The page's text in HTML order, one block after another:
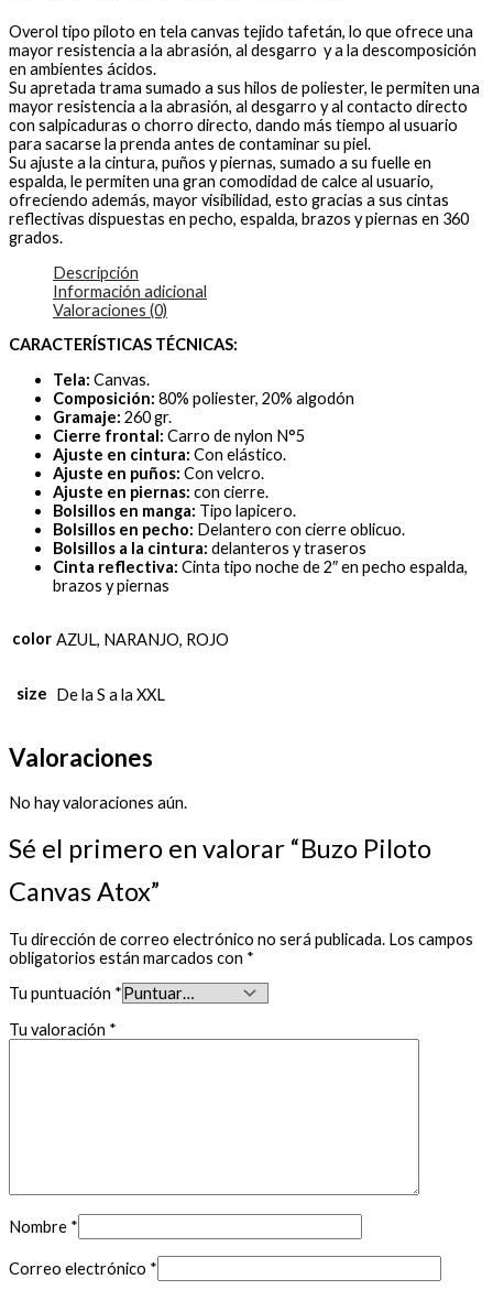
Overol tipo piloto en tela canvas tejido tafetán, lo que ofrece una
mayor resistencia a la abrasión, al desgarro y a la descomposición
en ambientes ácidos.
Su apretada trama sumado a sus hilos de poliester, le permiten una
mayor resistencia a la abrasión, al desgarro y al contacto directo
con salpicaduras o chorro directo, dando más tiempo al usuario
para sacarse la prenda antes de contaminar su piel.
Su ajuste a la cintura, puños y piernas, sumado a su fuelle en
espalda, le permiten una gran comodidad de calce al usuario,
ofreciendo además, mayor visibilidad, esto gracias a sus cintas
reflectivas dispuestas en pecho, espalda, brazos y piernas en 360
grados.
Descripción
Información adicional
Valoraciones (0)
CARACTERÍSTICAS TÉCNICAS:
Tela: Canvas.
Composición: 80% poliester, 20% algodón
Gramaje: 260 gr.
Cierre frontal: Carro de nylon N°5
Ajuste en cintura: Con elástico.
Ajuste en puños: Con velcro.
Ajuste en piernas: con cierre.
Bolsillos en manga: Tipo lapicero.
Bolsillos en pecho: Delantero con cierre oblicuo.
Bolsillos a la cintura: delanteros y traseros
Cinta reflectiva: Cinta tipo noche de 2″ en pecho espalda,
brazos y piernas
color AZUL, NARANJO, ROJO
size De la S a la XXL
Valoraciones
No hay valoraciones aún.
Sé el primero en valorar “Buzo Piloto
Canvas Atox”
Tu dirección de correo electrónico no será publicada. Los campos
obligatorios están marcados con *
Tu puntuación *
Tu valoración *
Nombre *
Correo electrónico *